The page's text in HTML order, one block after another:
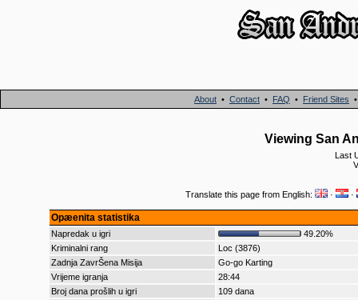
About • Contact • FAQ • Friend Sites
Viewing San
Last
Translate this page from English: · ·
Opæenita statistika
Napredak u igri
49.20%
Kriminalni rang
Loc (3876)
Zadnja ZavrŠena Misija
Go-go Karting
Vrijeme igranja
28:44
Broj dana prošlih u igri
109 dana